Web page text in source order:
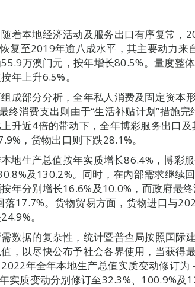
着本地经济活动及服务出口有序复常，
复至2019年逾八成水平，其主要动力来
万澳门元，按年增长80.5%。量度整
年上升6.5%。
成部分分析，全年私人消费及固定资本
终消费支出则由于“生活补贴计划”措施
升近4倍的带动下，全年博彩服务出口
，货物出口则下跌28.1%。
地生产总值按年实质增长86.4%，博彩
及130.2%。同时，在内部需求继续
年分别增长16.6%及10.0%，而政府最
落17.7%。货物贸易方面，货物进口与
。
数据的复杂性，统计暨普查局按照国际
，以尽快公布予社会各界使用，当获得
年全年本地生产总值实质变动修订
实质变动分别修订至32.3%、100.9%及